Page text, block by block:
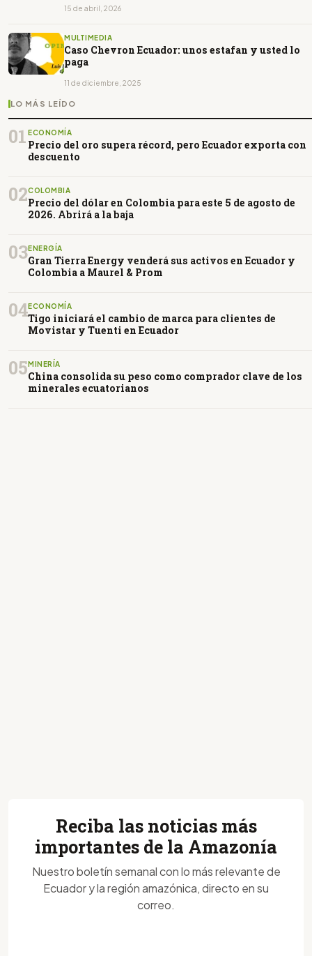
15 de abril, 2026
MULTIMEDIA
Caso Chevron Ecuador: unos estafan y usted lo
paga
11 de diciembre, 2025
LO MÁS LEÍDO
01 ECONOMÍA
Precio del oro supera récord, pero Ecuador exporta con
descuento
02COLOMBIA
Precio del dólar en Colombia para este 5 de agosto de
2026. Abrirá a la baja
03ENERGÍA
Gran Tierra Energy venderá sus activos en Ecuador y
Colombia a Maurel & Prom
04ECONOMÍA
Tigo iniciará el cambio de marca para clientes de
Movistar y Tuenti en Ecuador
05MINERÍA
China consolida su peso como comprador clave de los
minerales ecuatorianos
Reciba las noticias más
importantes de la Amazonía
Nuestro boletín semanal con lo más relevante de
Ecuador y la región amazónica, directo en su
correo.